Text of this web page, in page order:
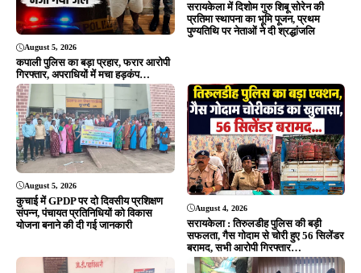
August 5, 2026
कपाली पुलिस का बड़ा प्रहार, फरार आरोपी
गिरफ्तार, अपराधियों में मचा हड़कंप…
सरायकेला में दिशोम गुरु शिबू सोरेन की
प्रतिमा स्थापना का भूमि पूजन, प्रथम
पुण्यतिथि पर नेताओं ने दी श्रद्धांजलि
August 5, 2026
कुचाई में GPDP पर दो दिवसीय प्रशिक्षण
संपन्न, पंचायत प्रतिनिधियों को विकास
योजना बनाने की दी गई जानकारी
August 4, 2026
सरायकेला : तिरुलडीह पुलिस की बड़ी
सफलता, गैस गोदाम से चोरी हुए 56 सिलेंडर
बरामद, सभी आरोपी गिरफ्तार…